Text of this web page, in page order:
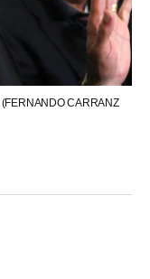
(FERNANDO CARRANZ